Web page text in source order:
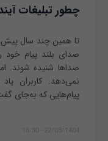
چطور تبلیغات
تا همین چند سال پیش،
صدای بلند پیام خود
صداها شنیده شوند.
نمی‌دهد. کاربران
پیام‌هایی که به‌جای
22/08/1404 - 16:30